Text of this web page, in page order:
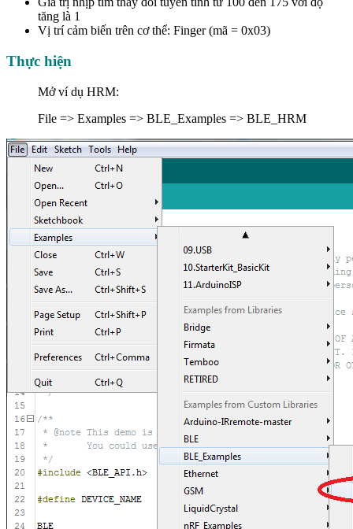
tăng là 1
Vị trí cảm biến trên cơ thể: Finger (mã = 0x03)
Thực hiện
Mở ví dụ HRM:
File => Examples => BLE_Examples => BLE_HRM